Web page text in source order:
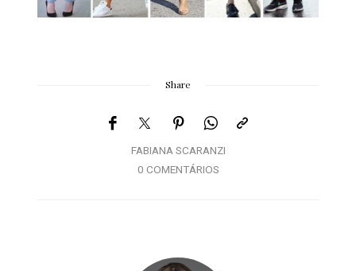
Share
FABIANA SCARANZI
0 COMENTÁRIOS